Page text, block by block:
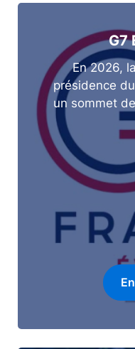
G7
En 2026,
présidence
un sommet